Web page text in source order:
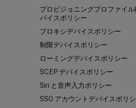
プロビジョニングプロファイ
バイスポリシー
プロキシデバイスポリシー
制限デバイスポリシー
ローミングデバイスポリシー
SCEP デバイスポリシー
Siri と音声入力ポリシー
SSO アカウントデバイスポリ